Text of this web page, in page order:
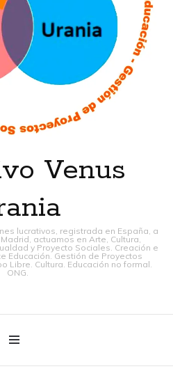
Venus
lucrativos, registrada en España, a
actuamos en Arte, Cultura,
y Proyecto Sociales. Creación e
Educación. Gestión de Proyectos
Libre. Cultura. Educación no formal.
ONG.